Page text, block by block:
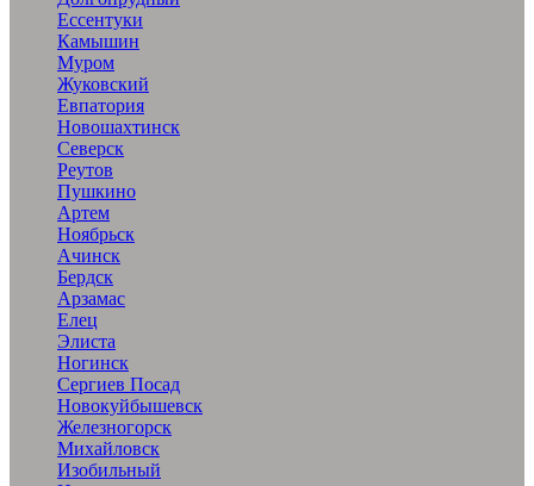
Ессентуки
Камышин
Муром
Жуковский
Евпатория
Новошахтинск
Северск
Реутов
Пушкино
Артем
Ноябрьск
Ачинск
Бердск
Арзамас
Елец
Элиста
Ногинск
Сергиев Посад
Новокуйбышевск
Железногорск
Михайловск
Изобильный